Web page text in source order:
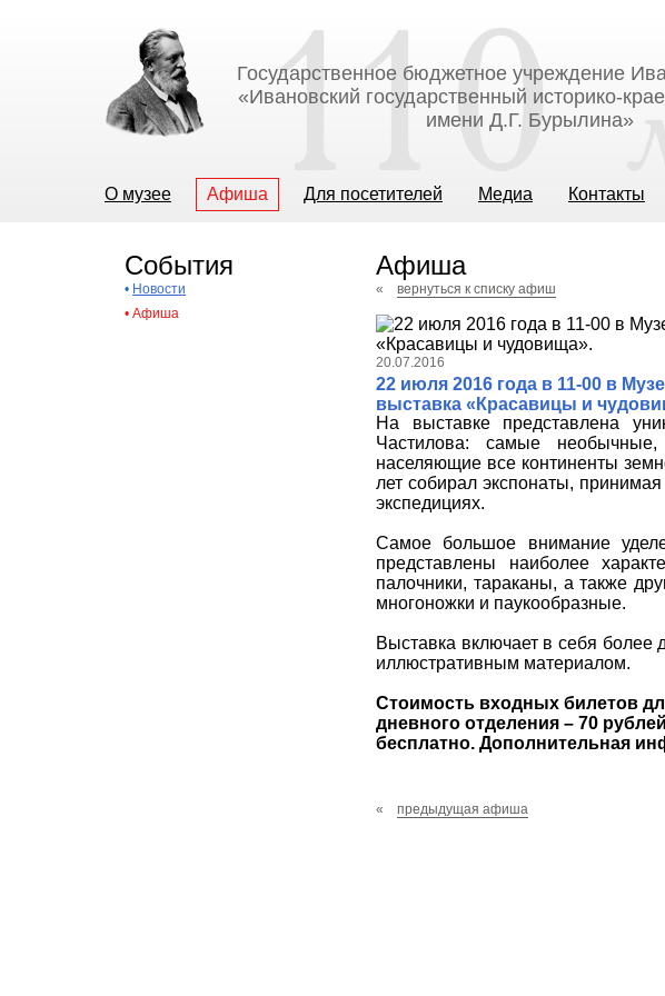
Государственное бюджетное учреждение
«Ивановский государственный историко-
имени Д.Г. Бурылина»
О музее Афиша Для посетителей Медиа Контакты
События
• Новости
• Афиша
Афиша
« вернуться к списку афиш
20.07.2016
22 июля 2016 года в 11-00 в
выставка «Красавицы и
На выставке представлена
Частилова: самые
населяющие все континенты
лет собирал экспонаты,
экспедициях.
Самое большое внимание
представлены наиболее
палочники, тараканы, а также
многоножки и паукообразные.
Выставка включает в себя более
иллюстративным материалом.
Стоимость входных билетов
дневного отделения – 70
бесплатно. Дополнительная
« предыдущая афиша